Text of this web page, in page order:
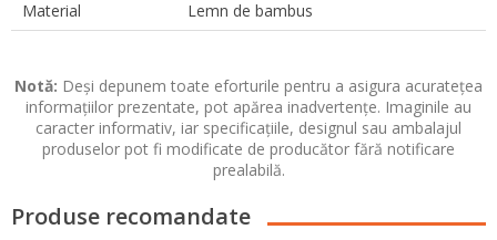
Material Lemn de bambus
Notă: Deși depunem toate eforturile pentru a asigura acuratețea
informațiilor prezentate, pot apărea inadvertențe. Imaginile au
caracter informativ, iar specificațiile, designul sau ambalajul
produselor pot fi modificate de producător fără notificare
prealabilă.
Produse recomandate